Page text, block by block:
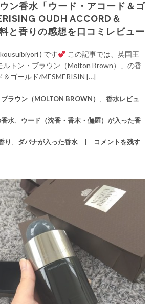
ン香水「ウード・アコード＆ゴ
OUDH ACCORD＆
と香りの感想を口コミレビュー
) です
この記事では、英国王
ルトン・ブラウン（Molton Brown）」の香
ゴールド/MESMERISIN […]
ラウン（MOLTON BROWN） 香水レビュ
水 ウード（沈香・香木・伽羅）が入った香
り ダバナが入った香水 コメントを残す